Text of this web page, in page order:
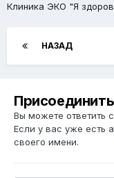
Клиника ЭКО "Я
НАЗАД
Вы можете ответить
Если у вас уже есть
своего имени.